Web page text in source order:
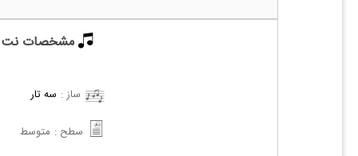
مشخصات نت
ساز : سه تار
سطح : متوسط